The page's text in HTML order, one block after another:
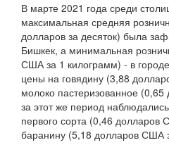
В марте 2021 года среди
максимальная средняя
долларов за десяток) была
Бишкек, а минимальная
США за 1 килограмм) - в
цены на говядину (3,88
молоко пастеризованное
за этот же период
первого сорта (0,46 долларов
баранину (5,18 долларов США